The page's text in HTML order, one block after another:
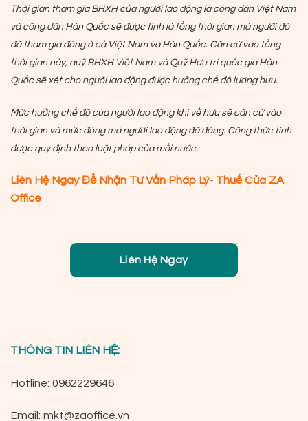
Thời gian tham gia BHXH của người lao động là công dân Việt Nam
và công dân Hàn Quốc sẽ được tính là tổng thời gian mà người đó
đã tham gia đóng ở cả Việt Nam và Hàn Quốc. Căn cứ vào tổng
thời gian này, quỹ BHXH Việt Nam và Quỹ Hưu trí quốc gia Hàn
Quốc sẽ xét cho người lao động được hưởng chế độ lương hưu.
Mức hưởng chế độ của người lao động khi về hưu sẽ căn cứ vào
thời gian và mức đóng mà người lao động đã đóng. Công thức tính
được quy định theo luật pháp của mỗi nước.
Liên Hệ Ngay Để Nhận Tư Vấn Pháp Lý- Thuế Của ZA
Office
Liên Hệ Ngay
THÔNG TIN LIÊN HỆ:
Hotline: 0962229646
Email: mkt@zaoffice.vn